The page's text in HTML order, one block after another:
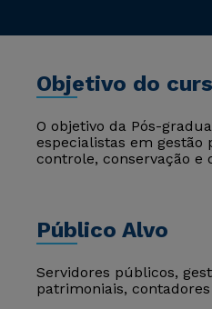
Objetivo do
O objetivo da Pós-
especialistas em
controle, conservação e
Público Alvo
Servidores públicos,
patrimoniais,